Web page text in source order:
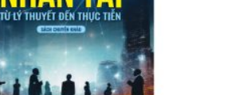
đối trung thành với Tổ quốc,
và Nhân dân – Sáng ngời